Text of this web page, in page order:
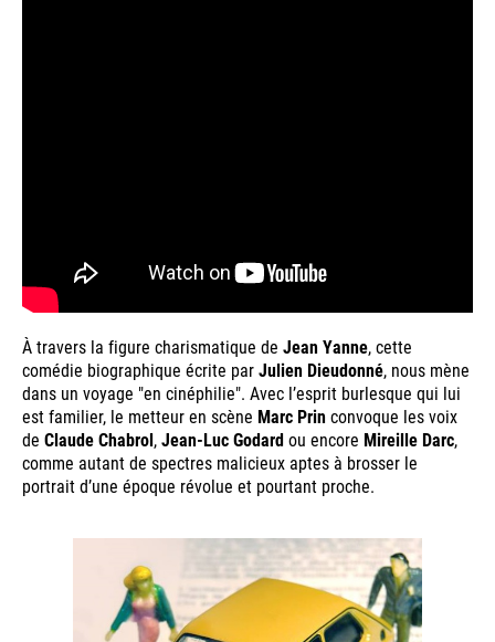
À travers la figure charismatique de Jean Yanne, cette
comédie biographique écrite parJulien Dieudonné, nous mène
dans un voyage "en cinéphilie". Avec l’esprit burlesque qui lui
est familier, le metteur en scène Marc Princonvoque les voix
de Claude Chabrol,Jean-Luc Godardou encore Mireille Darc,
comme autant de spectres malicieux aptes à brosser le
portrait d’une époque révolue et pourtant proche.